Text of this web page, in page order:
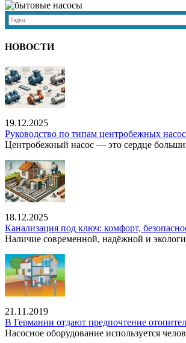
НОВОСТИ
19.12.2025
Руководство по типам центробежных
Центробежный насос — это сердце
18.12.2025
Канализация под ключ: комфорт,
Наличие современной, надёжной и
21.11.2019
В Германии отдают предпочтение
Насосное оборудование используется